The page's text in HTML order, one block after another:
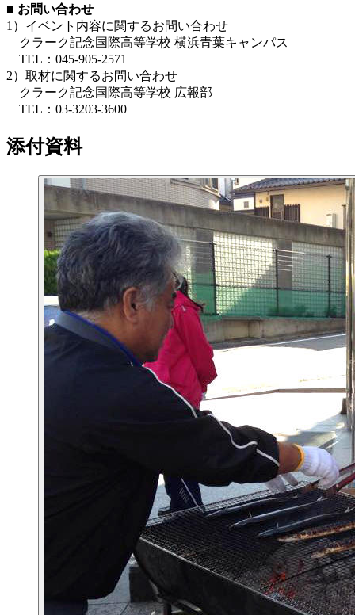
■ お問い合わせ
1）イベント内容に関するお問い合わせ
クラーク記念国際高等学校 横浜青葉キャンパス
TEL：045-905-2571
2）取材に関するお問い合わせ
クラーク記念国際高等学校 広報部
TEL：03-3203-3600
添付資料